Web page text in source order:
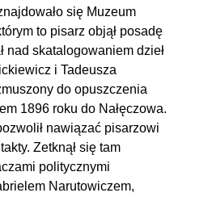
się Muzeum
to pisarz objął posadę
nad skatalogowaniem dzieł
i Tadeusza
do opuszczenia
1896 roku do Nałęczowa.
nawiązać pisarzowi
Zetknął się tam
politycznymi
Narutowiczem,